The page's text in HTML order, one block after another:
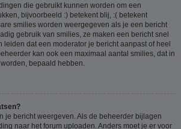
die gebruikt kunnen worden om een
bijvoorbeeld :) betekent blij, :( betekent
smilies worden weergegeven als je een bericht
gebruik van smilies, ze maken een bericht snel
leiden dat een moderator je bericht aanpast of heel
kan ook een maximaal aantal smilies, dat in
bepaald hebben.
je bericht weergeven. Als de beheerder bijlagen
naar het forum uploaden. Anders moet je er voor